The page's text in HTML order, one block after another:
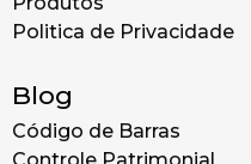
Politica de Privacidade
Blog
Código de Barras